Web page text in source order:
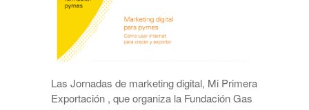
Las Jornadas de marketing digital, Mi Primera
Exportación , que organiza la Fundación Gas